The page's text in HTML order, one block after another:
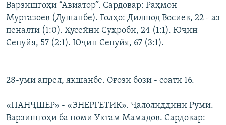
Варзишгоҳи “Авиатор”. Сардовар: Раҳмон
Муртазоев (Душанбе). Голҳо: Дилшод Восиев, 22 - аз
пеналтӣ (1:0). Ҳусейни Суҳробӣ, 24 (1:1). Юҷин
Сепуйя, 57 (2:1). Юҷин Сепуйя, 67 (3:1).
28-уми апрел, якшанбе. Оғози бозӣ - соати 16.
«ПАНҶШЕР» - «ЭНЕРГЕТИК». Ҷалолиддини Румӣ.
Варзишгоҳи ба номи Уктам Мамадов. Сардовар: